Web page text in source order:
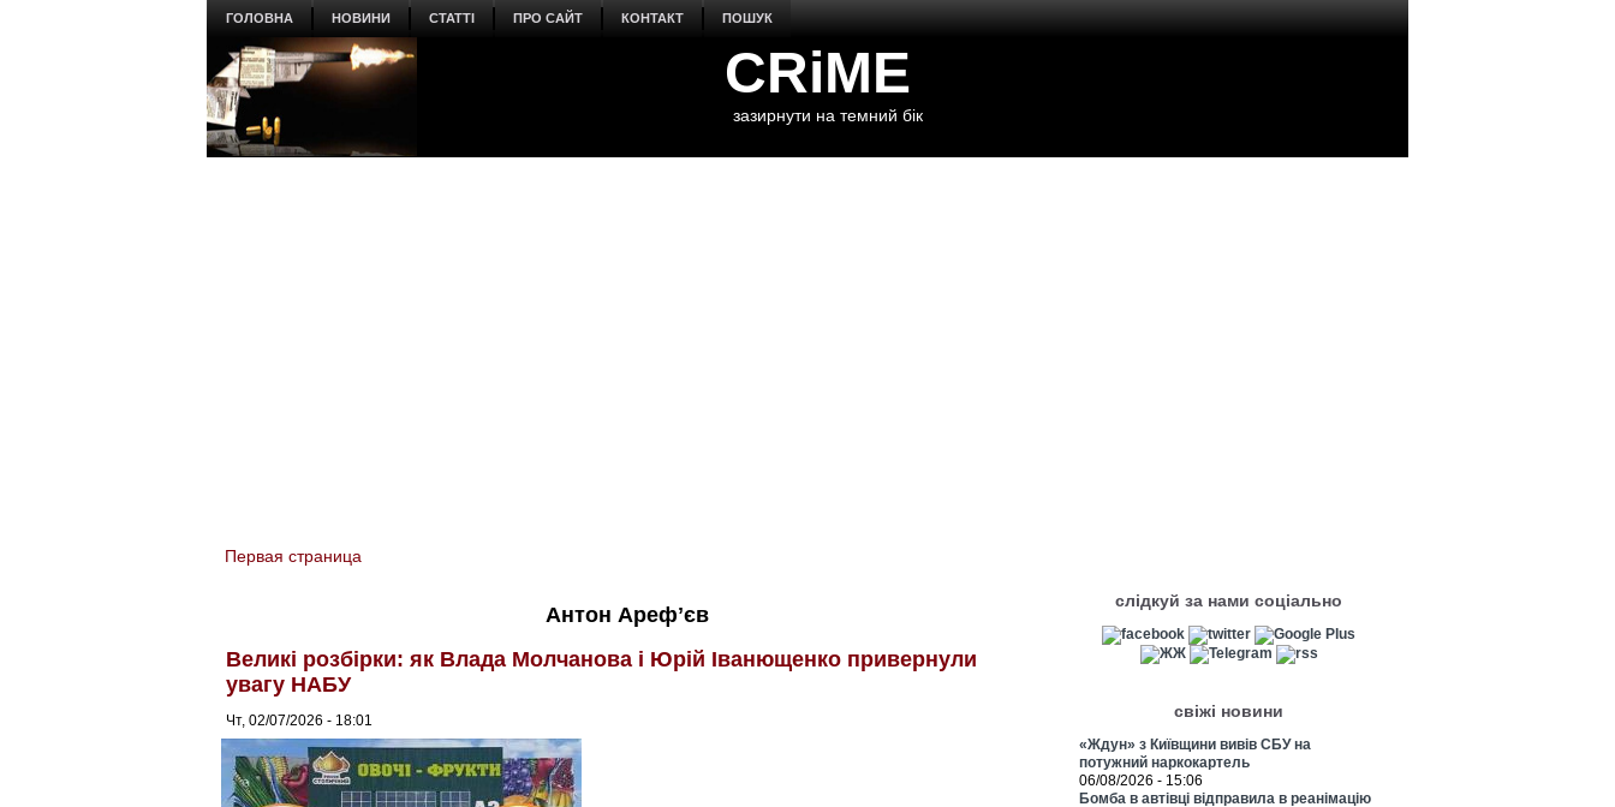
ГОЛОВНА НОВИНИ СТАТТІ ПРО САЙТ КОНТАКТ ПОШУК
CRiME
зазирнути на темний бік
You are here
Первая страница
Антон Арефʼєв
Великі розбірки: як Влада Молчанова і Юрій Іванющенко привернули
увагу НАБУ
Чт, 02/07/2026 - 18:01
слідкуй за нами соціально
свіжі новини
«Ждун» з Київщини вивів СБУ на
потужний наркокартель
06/08/2026 - 15:06
Бомба в автівці відправила в реанімацію